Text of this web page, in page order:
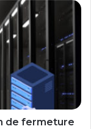
de fermeture